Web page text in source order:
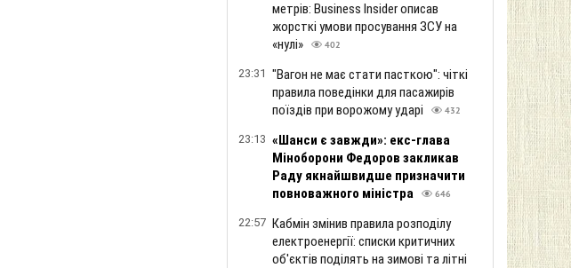
метрів: Business Insider описав
жорсткі умови просування ЗСУ на
«нулі»
402
23:31 "Вагон не має стати пасткою": чіткі
правила поведінки для пасажирів
поїздів при ворожому ударі
432
23:13 «Шанси є завжди»: екс-глава
Міноборони Федоров закликав
Раду якнайшвидше призначити
повноважного міністра
646
22:57 Кабмін змінив правила розподілу
електроенергії: списки критичних
об'єктів поділять на зимові та літні